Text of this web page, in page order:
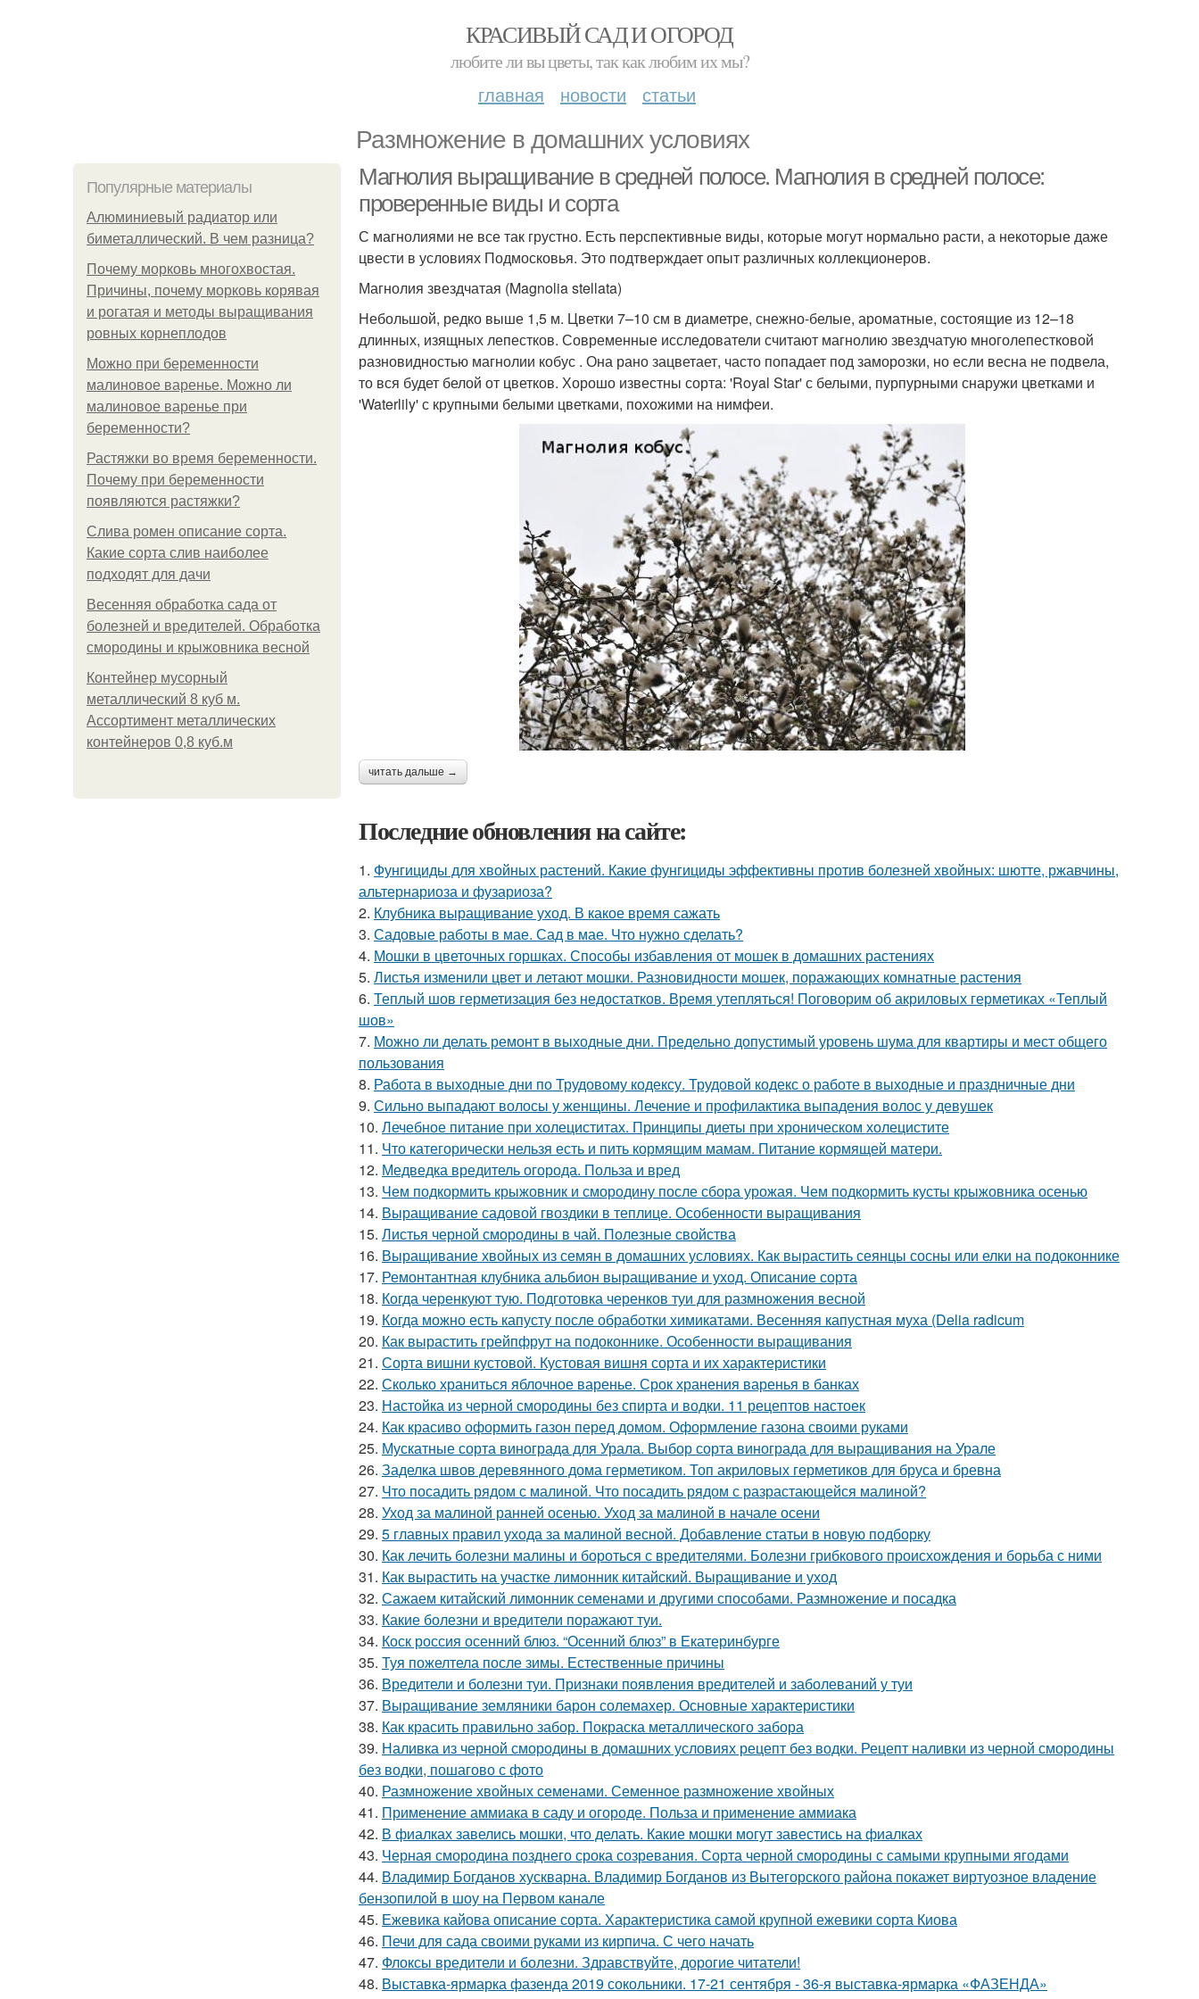
КРАСИВЫЙ САД И ОГОРОД
любите ли вы цветы, так как любим их мы?
главная новости статьи
Размножение в домашних условиях
Популярные материалы
Алюминиевый радиатор или
биметаллический. В чем разница?
Почему морковь многохвостая.
Причины, почему морковь корявая
и рогатая и методы выращивания
ровных корнеплодов
Можно при беременности
малиновое варенье. Можно ли
малиновое варенье при
беременности?
Растяжки во время беременности.
Почему при беременности
появляются растяжки?
Слива ромен описание сорта.
Какие сорта слив наиболее
подходят для дачи
Весенняя обработка сада от
болезней и вредителей. Обработка
смородины и крыжовника весной
Контейнер мусорный
металлический 8 куб м.
Ассортимент металлических
контейнеров 0,8 куб.м
Магнолия выращивание в средней полосе. Магнолия в средней полосе:
проверенные виды и сорта
С магнолиями не все так грустно. Есть перспективные виды, которые могут нормально расти, а некоторые даже
цвести в условиях Подмосковья. Это подтверждает опыт различных коллекционеров.
Магнолия звездчатая (Magnolia stellata)
Небольшой, редко выше 1,5 м. Цветки 7–10 см в диаметре, снежно-белые, ароматные, состоящие из 12–18
длинных, изящных лепестков. Современные исследователи считают магнолию звездчатую многолепестковой
разновидностью магнолии кобус . Она рано зацветает, часто попадает под заморозки, но если весна не подвела,
то вся будет белой от цветков. Хорошо известны сорта: 'Royal Star' с белыми, пурпурными снаружи цветками и
'Waterlily' с крупными белыми цветками, похожими на нимфеи.
читать дальше →
Последние обновления на сайте:
1. Фунгициды для хвойных растений. Какие фунгициды эффективны против болезней хвойных: шютте, ржавчины,
альтернариоза и фузариоза?
2. Клубника выращивание уход. В какое время сажать
3. Садовые работы в мае. Сад в мае. Что нужно сделать?
4. Мошки в цветочных горшках. Способы избавления от мошек в домашних растениях
5. Листья изменили цвет и летают мошки. Разновидности мошек, поражающих комнатные растения
6. Теплый шов герметизация без недостатков. Время утепляться! Поговорим об акриловых герметиках «Теплый
шов»
7. Можно ли делать ремонт в выходные дни. Предельно допустимый уровень шума для квартиры и мест общего
пользования
8. Работа в выходные дни по Трудовому кодексу. Трудовой кодекс о работе в выходные и праздничные дни
9. Сильно выпадают волосы у женщины. Лечение и профилактика выпадения волос у девушек
10. Лечебное питание при холециститах. Принципы диеты при хроническом холецистите
11. Что категорически нельзя есть и пить кормящим мамам. Питание кормящей матери.
12. Медведка вредитель огорода. Польза и вред
13. Чем подкормить крыжовник и смородину после сбора урожая. Чем подкормить кусты крыжовника осенью
14. Выращивание садовой гвоздики в теплице. Особенности выращивания
15. Листья черной смородины в чай. Полезные свойства
16. Выращивание хвойных из семян в домашних условиях. Как вырастить сеянцы сосны или елки на подоконнике
17. Ремонтантная клубника альбион выращивание и уход. Описание сорта
18. Когда черенкуют тую. Подготовка черенков туи для размножения весной
19. Когда можно есть капусту после обработки химикатами. Весенняя капустная муха (Delia radicum
20. Как вырастить грейпфрут на подоконнике. Особенности выращивания
21. Сорта вишни кустовой. Кустовая вишня сорта и их характеристики
22. Сколько храниться яблочное варенье. Срок хранения варенья в банках
23. Настойка из черной смородины без спирта и водки. 11 рецептов настоек
24. Как красиво оформить газон перед домом. Оформление газона своими руками
25. Мускатные сорта винограда для Урала. Выбор сорта винограда для выращивания на Урале
26. Заделка швов деревянного дома герметиком. Топ акриловых герметиков для бруса и бревна
27. Что посадить рядом с малиной. Что посадить рядом с разрастающейся малиной?
28. Уход за малиной ранней осенью. Уход за малиной в начале осени
29. 5 главных правил ухода за малиной весной. Добавление статьи в новую подборку
30. Как лечить болезни малины и бороться с вредителями. Болезни грибкового происхождения и борьба с ними
31. Как вырастить на участке лимонник китайский. Выращивание и уход
32. Сажаем китайский лимонник семенами и другими способами. Размножение и посадка
33. Какие болезни и вредители поражают туи.
34. Коск россия осенний блюз. “Осенний блюз” в Екатеринбурге
35. Туя пожелтела после зимы. Естественные причины
36. Вредители и болезни туи. Признаки появления вредителей и заболеваний у туи
37. Выращивание земляники барон солемахер. Основные характеристики
38. Как красить правильно забор. Покраска металлического забора
39. Наливка из черной смородины в домашних условиях рецепт без водки. Рецепт наливки из черной смородины
без водки, пошагово с фото
40. Размножение хвойных семенами. Семенное размножение хвойных
41. Применение аммиака в саду и огороде. Польза и применение аммиака
42. В фиалках завелись мошки, что делать. Какие мошки могут завестись на фиалках
43. Черная смородина позднего срока созревания. Сорта черной смородины с самыми крупными ягодами
44. Владимир Богданов хускварна. Владимир Богданов из Вытегорского района покажет виртуозное владение
бензопилой в шоу на Первом канале
45. Ежевика кайова описание сорта. Характеристика самой крупной ежевики сорта Киова
46. Печи для сада своими руками из кирпича. С чего начать
47. Флоксы вредители и болезни. Здравствуйте, дорогие читатели!
48. Выставка-ярмарка фазенда 2019 сокольники. 17-21 сентября - 36-я выставка-ярмарка «ФАЗЕНДА»